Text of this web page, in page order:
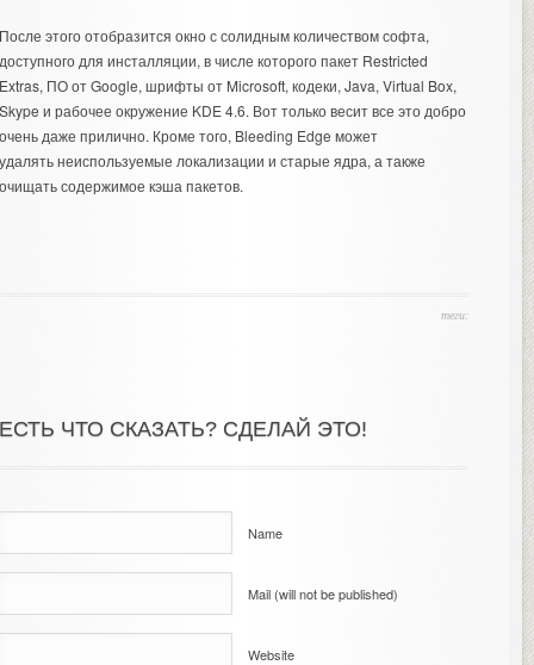
этого отобразится окно с солидным количеством софта,
для инсталляции, в числе которого пакет Restricted
ПО от Google, шрифты от Microsoft, кодеки, Java, Virtual Box,
и рабочее окружение KDE 4.6. Вот только весит все это добро
даже прилично. Кроме того, Bleeding Edge может
неиспользуемые локализации и старые ядра, а также
содержимое кэша пакетов.
теги:
ЧТО СКАЗАТЬ? СДЕЛАЙ ЭТО!
Name
Mail (will not be published)
Website